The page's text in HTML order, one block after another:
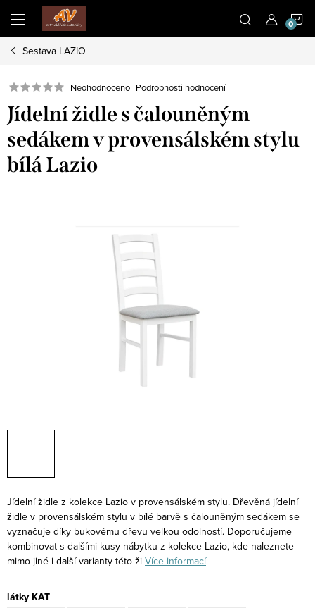
obsah
Sestava LAZIO
Neohodnoceno Podrobnosti hodnocení
Jídelní židle s čalouněným
sedákem v provensálském stylu
bílá Lazio
Jídelní židle z kolekce Lazio v provensálském stylu. Dřevěná jídelní
židle v provensálském stylu v bílé barvě s čalouněným sedákem se
vyznačuje díky bukovému dřevu velkou odolností. Doporučujeme
kombinovat s dalšími kusy nábytku z kolekce Lazio, kde naleznete
mimo jiné i další varianty této ži Více informací
látky KAT